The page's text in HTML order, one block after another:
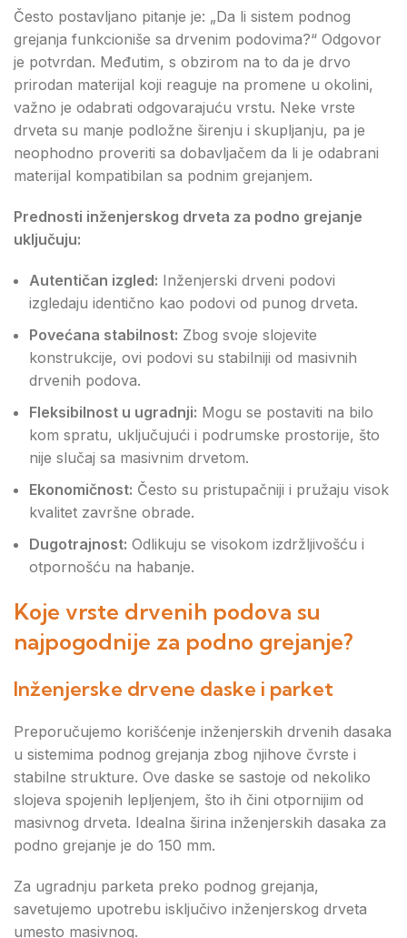
Često postavljano pitanje je: „Da li sistem podnog
grejanja funkcioniše sa drvenim podovima?“ Odgovor
je potvrdan. Međutim, s obzirom na to da je drvo
prirodan materijal koji reaguje na promene u okolini,
važno je odabrati odgovarajuću vrstu. Neke vrste
drveta su manje podložne širenju i skupljanju, pa je
neophodno proveriti sa dobavljačem da li je odabrani
materijal kompatibilan sa podnim grejanjem.
Prednosti inženjerskog drveta za podno grejanje
uključuju:
Autentičan izgled: Inženjerski drveni podovi
izgledaju identično kao podovi od punog drveta.
Povećana stabilnost: Zbog svoje slojevite
konstrukcije, ovi podovi su stabilniji od masivnih
drvenih podova.
Fleksibilnost u ugradnji: Mogu se postaviti na bilo
kom spratu, uključujući i podrumske prostorije, što
nije slučaj sa masivnim drvetom.
Ekonomičnost: Često su pristupačniji i pružaju visok
kvalitet završne obrade.
Dugotrajnost: Odlikuju se visokom izdržljivošću i
otpornošću na habanje.
Koje vrste drvenih podova su
najpogodnije za podno grejanje?
Inženjerske drvene daske i parket
Preporučujemo korišćenje inženjerskih drvenih dasaka
u sistemima podnog grejanja zbog njihove čvrste i
stabilne strukture. Ove daske se sastoje od nekoliko
slojeva spojenih lepljenjem, što ih čini otpornijim od
masivnog drveta. Idealna širina inženjerskih dasaka za
podno grejanje je do 150 mm.
Za ugradnju parketa preko podnog grejanja,
savetujemo upotrebu isključivo inženjerskog drveta
umesto masivnog.